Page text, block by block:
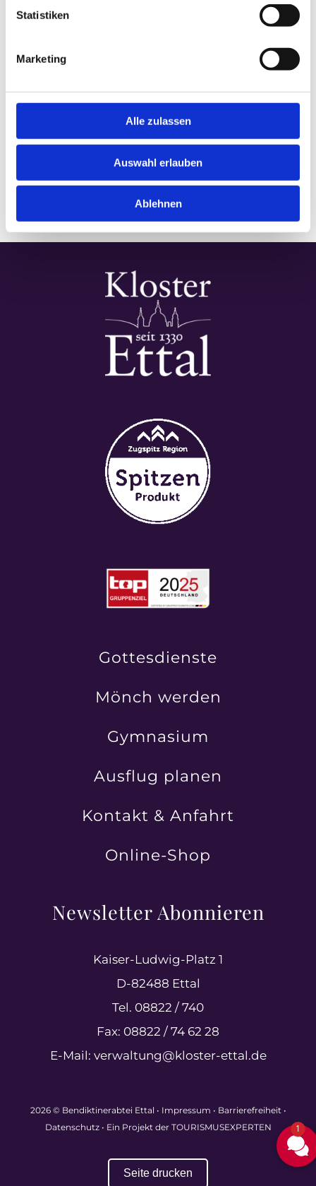
Statistiken
Marketing
Alle zulassen
Auswahl erlauben
Ablehnen
VERANSTALTUNGSORT
Kaiser-Ludwig-Platz 1
Google Karte anzeigen
08822 / 74-6450
Veranstaltungsort-Website anzeigen
Gottesdienste
Mönch werden
Gymnasium
Ausflug planen
Kontakt & Anfahrt
Online-Shop
Newsletter Abonnieren
Kaiser-Ludwig-Platz 1
D-82488 Ettal
Tel. 08822 / 740
Fax: 08822 / 74 62 28
E-Mail: verwaltung@kloster-ettal.de
2026 © Bendiktinerabtei Ettal • Impressum • Barrierefreiheit•
Datenschutz• Ein Projekt der TOURISMUSEXPERTEN
Seite drucken
1